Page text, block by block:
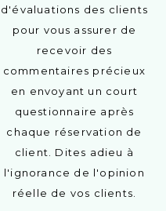
d'évaluations des clients
pour vous assurer de
recevoir des
commentaires précieux
en envoyant un court
questionnaire après
chaque réservation de
client. Dites adieu à
l'ignorance de l'opinion
réelle de vos clients.